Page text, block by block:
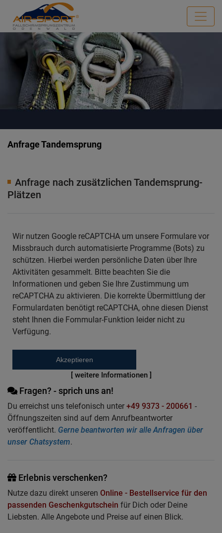
Anfrage Tandemsprung
Anfrage nach zusätzlichen Tandemsprung-
Plätzen
Wir nutzen Google reCAPTCHA um unsere Formulare vor
Missbrauch durch automatisierte Programme (Bots) zu
schützen. Hierbei werden persönliche Daten über Ihre
Aktivitäten gesammelt. Bitte beachten Sie die
Informationen und geben Sie Ihre Zustimmung um
reCAPTCHA zu aktivieren. Die korrekte Übermittlung der
Formulardaten benötigt reCAPTCHA, ohne diesen Dienst
steht Ihnen die Fornmular-Funktion leider nicht zu
Verfügung.
Akzeptieren
[ weitere Informationen ]
Fragen? - sprich uns an!
Du erreichst uns telefonisch unter +49 9373 - 200661 -
Öffnungszeiten sind auf dem Anrufbeantworter
veröffentlicht. Gerne beantworten wir alle Anfragen über
unser Chatsystem.
Erlebnis verschenken?
Nutze dazu direkt unseren Online - Bestellservice für den
passenden Geschenkgutschein für Dich oder Deine
Liebsten. Alle Angebote und Preise auf einen Blick.